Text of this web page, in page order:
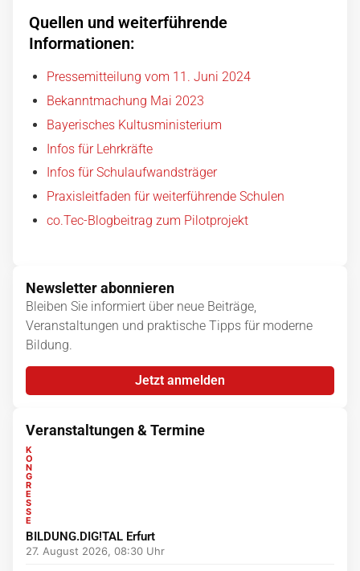
Quellen und weiterführende
Informationen:
Pressemitteilung vom 11. Juni 2024
Bekanntmachung Mai 2023
Bayerisches Kultusministerium
Infos für Lehrkräfte
Infos für Schulaufwandsträger
Praxisleitfaden für weiterführende Schulen
co.Tec-Blogbeitrag zum Pilotprojekt
Newsletter abonnieren
Bleiben Sie informiert über neue Beiträge,
Veranstaltungen und praktische Tipps für moderne
Bildung.
Jetzt anmelden
Veranstaltungen & Termine
K
O
N
G
R
E
S
S
E
BILDUNG.DIG!TAL Erfurt
27. August 2026, 08:30 Uhr